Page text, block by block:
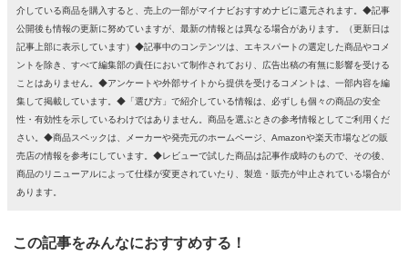
介している商品を購入すると、売上の一部がマイナビおすすめナビに還元されます。◆記事
公開後も情報の更新に努めていますが、最新の情報とは異なる場合があります。（更新日は
記事上部に表示しています）◆記事中のコンテンツは、エキスパートの選定した商品やコメ
ントを除き、すべて編集部の責任において制作されており、広告出稿の有無に影響を受ける
ことはありません。◆アンケートや外部サイトから提供を受けるコメントは、一部内容を編
集して掲載しています。◆「選び方」で紹介している情報は、必ずしも個々の商品の安全
性・有効性を示しているわけではありません。商品を選ぶときの参考情報としてご利用くだ
さい。◆商品スペックは、メーカーや発売元のホームページ、Amazonや楽天市場などの販
売店の情報を参考にしています。◆レビューで試した商品は記事作成時のもので、その後、
商品のリニューアルによって仕様が変更されていたり、製造・販売が中止されている場合が
あります。
この記事をみんなにおすすめする！